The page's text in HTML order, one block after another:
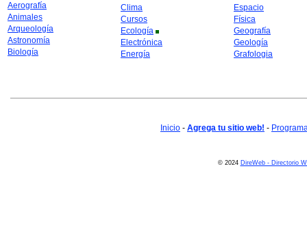
Aerografía
Animales
Arqueología
Astronomía
Biología
Clima
Cursos
Ecología
Electrónica
Energía
Espacio
Física
Geografía
Geología
Grafologia
Inicio - Agrega tu sitio web! -
© 2024 DireWeb - Directorio